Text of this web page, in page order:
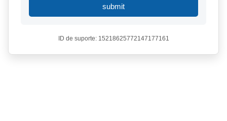
submit
ID de suporte: 15218625772147177161